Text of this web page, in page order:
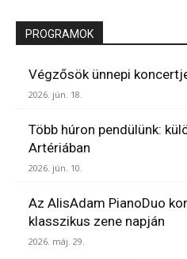
PROGRAMOK
Végzősök ünnepi
2026. jún. 18.
Több húron pendülünk:
Artériában
2026. jún. 10.
Az AlisAdam PianoDuo
klasszikus zene napján
2026. máj. 29.